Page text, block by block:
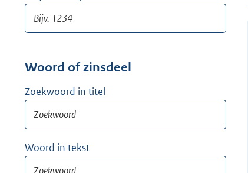
Woord of zinsdeel
Zoekwoord in titel
Woord in tekst